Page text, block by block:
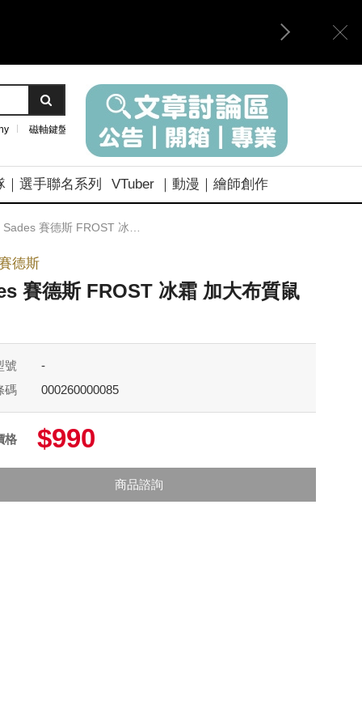
磁軸鍵盤
｜選手聯名系列 VTuber ｜動漫｜繪師創作
Sades 賽德斯 FROST 冰霜 加大布質鼠墊
德斯
賽德斯 FROST 冰霜 加大布質鼠
號
-
碼
000260000085
格 $990
商品諮詢